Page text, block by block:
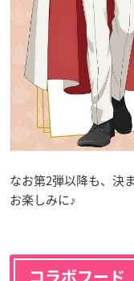
なお第2弾以降も、決
お楽しみに♪
コラボフード